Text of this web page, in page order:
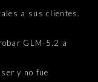
a sus clientes.
GLM-5.2 a
y no fue